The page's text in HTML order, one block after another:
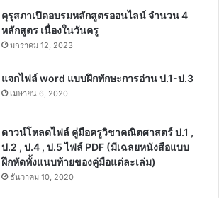
คุรุสภาเปิดอบรมหลักสูตรออนไลน์ จำนวน 4
หลักสูตร เนื่องในวันครู
มกราคม 12, 2023
แจกไฟล์ word แบบฝึกทักษะการอ่าน ป.1-ป.3
เมษายน 6, 2020
ดาวน์โหลดไฟล์ คู่มือครูวิชาคณิตศาสตร์ ป.1 ,
ป.2 , ป.4 , ป.5 ไฟล์ PDF (มีเฉลยหนังสือแบบ
ฝึกหัดทั้งแนบท้ายของคู่มือแต่ละเล่ม)
ธันวาคม 10, 2020